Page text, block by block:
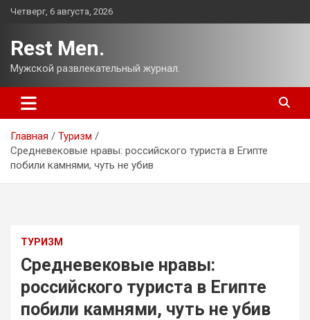
Перейти
Четверг, 6 августа, 2026
Rest Men.
Мужской развлекательный журнал.
Главная
Туризм
Средневековые нравы: российского туриста в Египте
побили камнями, чуть не убив
ТУРИЗМ
Средневековые нравы:
российского туриста в Египте
побили камнями, чуть не убив